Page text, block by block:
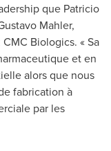
que Patricio
Mahler,
Biologics. « Sa
et en
alors que nous
fabrication à
par les